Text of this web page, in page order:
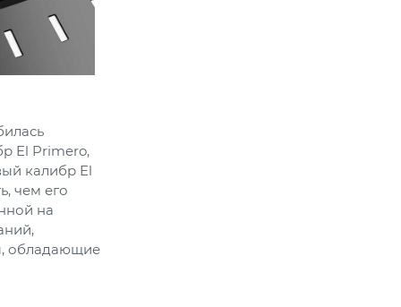
El Primero,
калибр El
чем его
на
обладающие